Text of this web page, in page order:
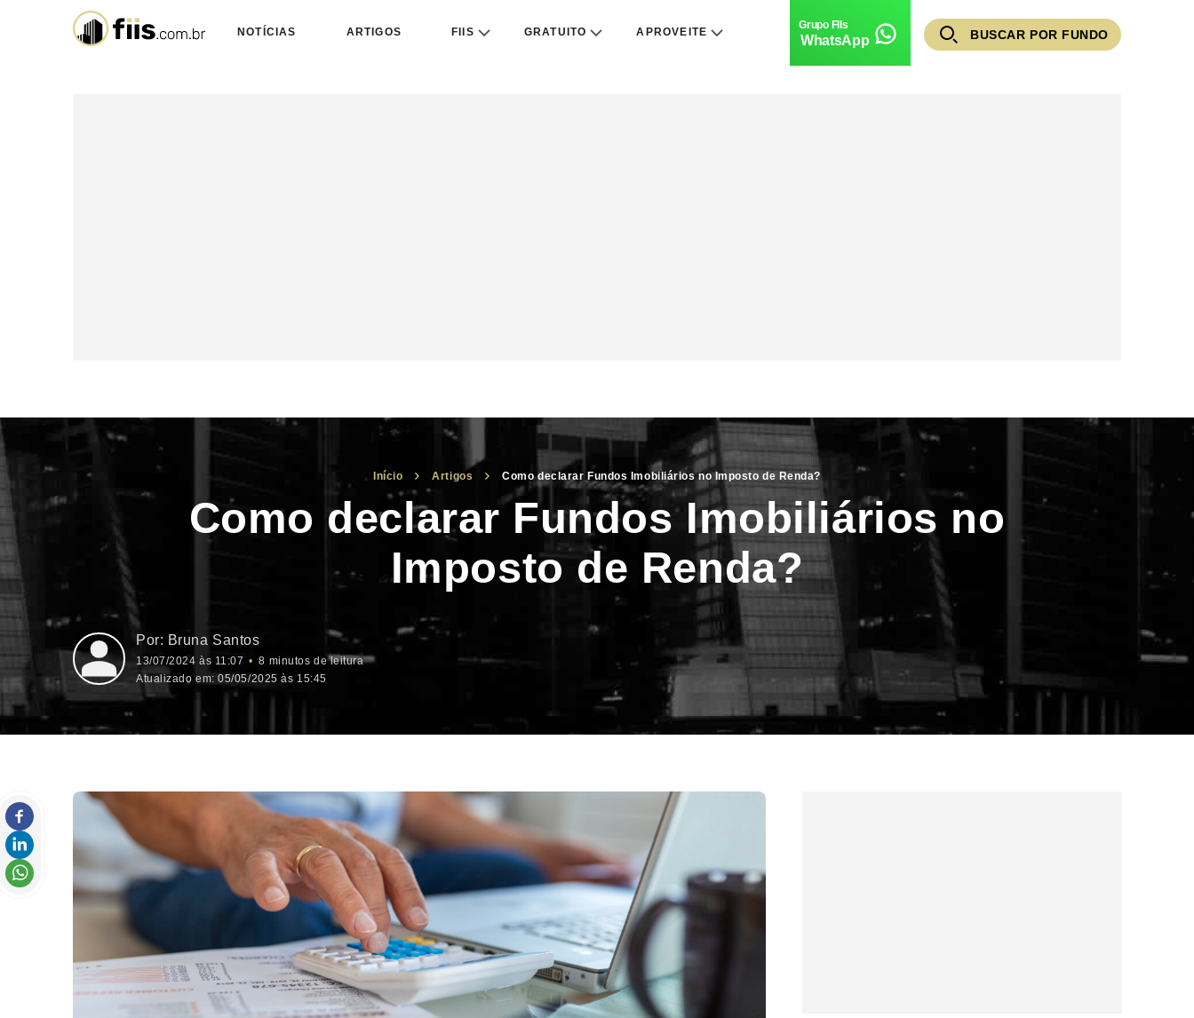
NOTÍCIAS ARTIGOS FIIS GRATUITO APROVEITE
WhatsApp BUSCAR POR FUNDO
Início Artigos Como declarar Fundos Imobiliários no Imposto de Renda?
Como declarar Fundos Imobiliários no
Imposto de Renda?
Bruna Santos
13/07/2024 às 11:07
8 minutos de leitura
Atualizado em: 05/05/2025 às 15:45